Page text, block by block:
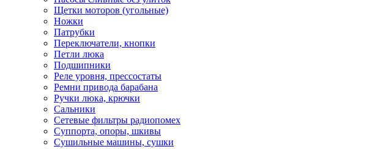
Щетки моторов (угольные)
Ножки
Патрубки
Переключатели, кнопки
Петли люка
Подшипники
Реле уровня, прессостаты
Ремни привода барабана
Ручки люка, крючки
Сальники
Сетевые фильтры радиопомех
Суппорта, опоры, шкивы
Сушильные машины, сушки